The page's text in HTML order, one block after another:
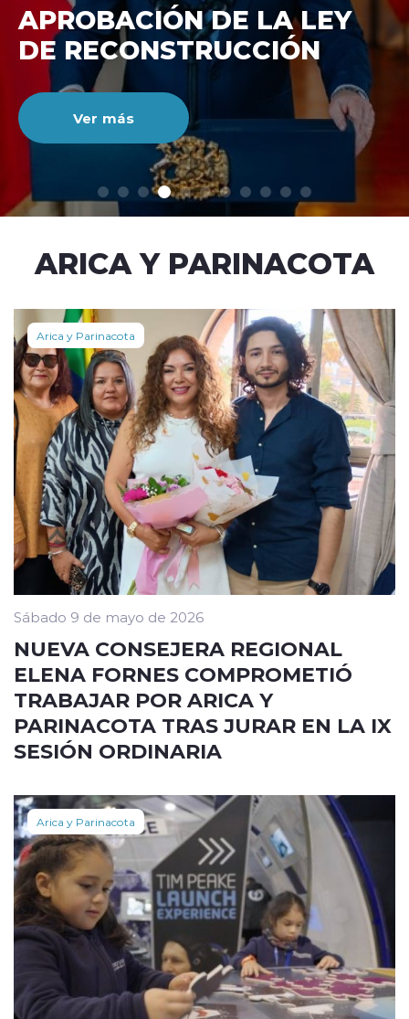
modo claro
DE RECONSTRUCCIÓ
NACIONAL
Ver más
ARICA Y PARINACOTA
Arica y Parinacota
Sábado 9 de mayo de 2026
NUEVA CONSEJERA REGIONAL
ELENA FORNES COMPROMETIÓ
TRABAJAR POR ARICA Y
PARINACOTA TRAS JURAR EN LA IX
SESIÓN ORDINARIA
Arica y Parinacota